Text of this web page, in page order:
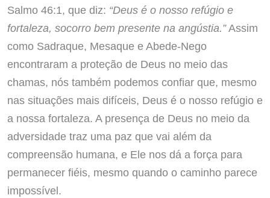
Salmo 46:1, que diz: “Deus é o nosso refúgio e
fortaleza, socorro bem presente na angústia.”Assim
como Sadraque, Mesaque e Abede-Nego
encontraram a proteção de Deus no meio das
chamas, nós também podemos confiar que, mesmo
nas situações mais difíceis, Deus é o nosso refúgio e
a nossa fortaleza. A presença de Deus no meio da
adversidade traz uma paz que vai além da
compreensão humana, e Ele nos dá a força para
permanecer fiéis, mesmo quando o caminho parece
impossível.